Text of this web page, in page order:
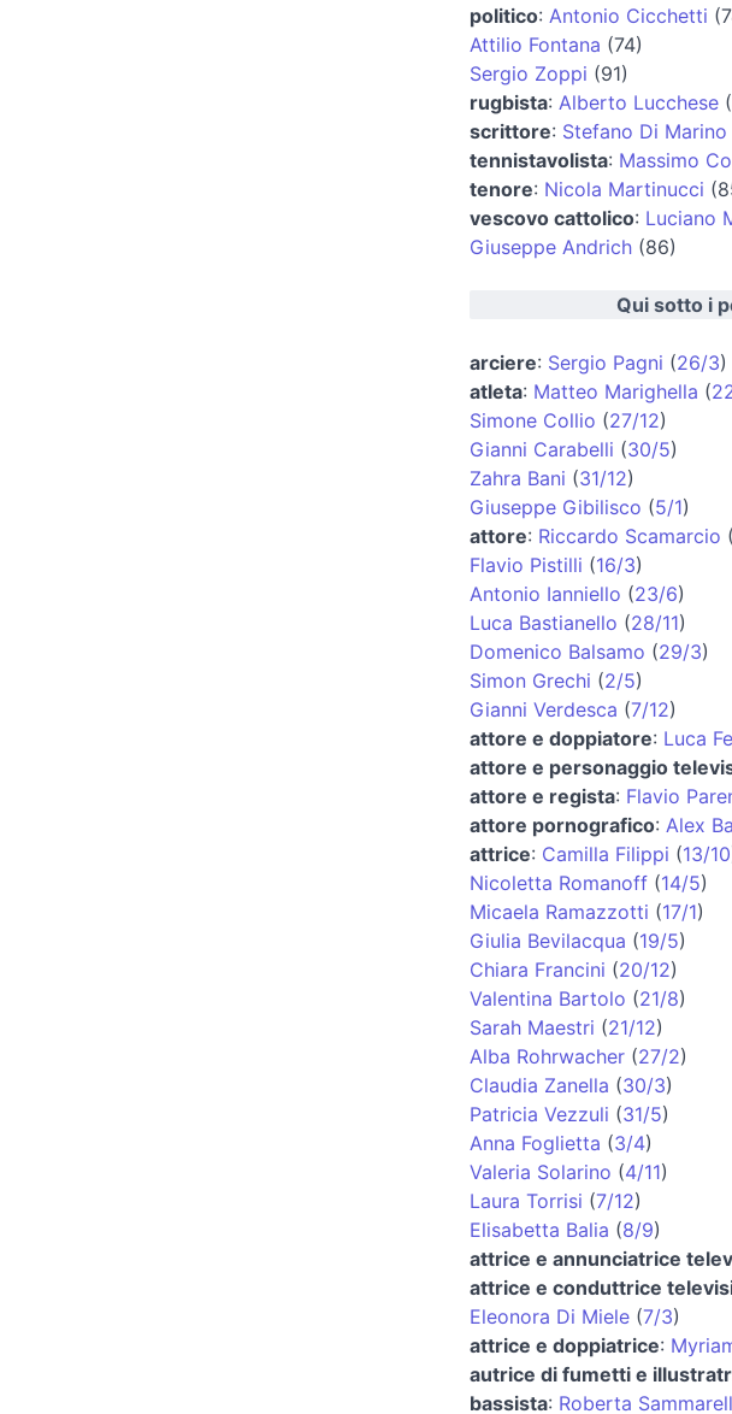
politico: Antonio Cicchetti
Attilio Fontana (74)
Sergio Zoppi (91)
rugbista: Alberto Lucchese
scrittore: Stefano Di Marino
tennistavolista: Massimo
tenore: Nicola Martinucci
vescovo cattolico: Luciano
Giuseppe Andrich (86)
Qui sotto i
arciere: Sergio Pagni (26/3)
atleta: Matteo Marighella (
Simone Collio (27/12)
Gianni Carabelli (30/5)
Zahra Bani (31/12)
Giuseppe Gibilisco (5/1)
attore: Riccardo Scamarcio (
Flavio Pistilli (16/3)
Antonio Ianniello (23/6)
Luca Bastianello (28/11)
Domenico Balsamo (29/3)
Simon Grechi (2/5)
Gianni Verdesca (7/12)
attore e doppiatore: Luca
attore e personaggio
attore e regista: Flavio
attore pornografico: Alex
attrice: Camilla Filippi (13/10
Nicoletta Romanoff (14/5)
Micaela Ramazzotti (17/1)
Giulia Bevilacqua (19/5)
Chiara Francini (20/12)
Valentina Bartolo (21/8)
Sarah Maestri (21/12)
Alba Rohrwacher (27/2)
Claudia Zanella (30/3)
Patricia Vezzuli (31/5)
Anna Foglietta (3/4)
Valeria Solarino (4/11)
Laura Torrisi (7/12)
Elisabetta Balia (8/9)
attrice e annunciatrice
attrice e conduttrice
Eleonora Di Miele (7/3)
attrice e doppiatrice:
autrice di fumetti e
bassista: Roberta